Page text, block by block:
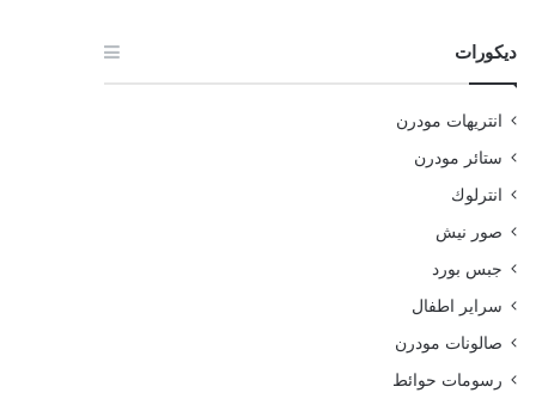
ديكورات
انتريهات مودرن
ستائر مودرن
انترلوك
صور نيش
جبس بورد
سراير اطفال
صالونات مودرن
رسومات حوائط